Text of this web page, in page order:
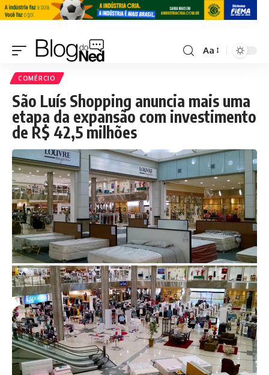
Aa
COMÉRCIO
São Luís Shopping anuncia mais uma
etapa da expansão com investimento
de R$ 42,5 milhões